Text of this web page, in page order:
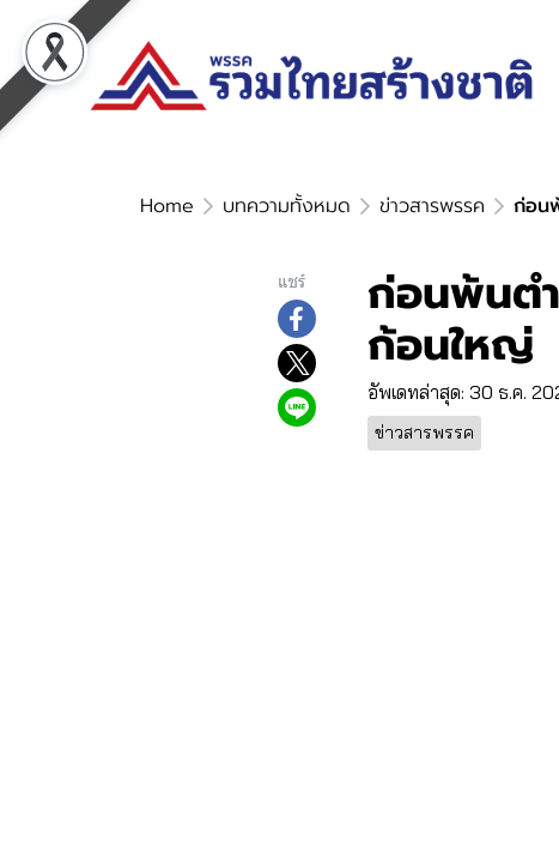
Home บทความทั้งหมด ข่าวสารพรรค ก่อน
แชร์ ก่อนพ้นต
ก้อนใหญ่
อัพเดทล่าสุด: 30 ธ.ค.
ข่าวสารพรรค